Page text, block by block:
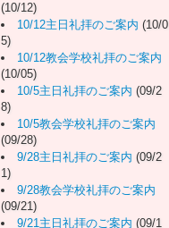
(10/12)
10/12主日礼拝のご案内 (10/0
5)
10/12教会学校礼拝のご案内
(10/05)
10/5主日礼拝のご案内 (09/2
8)
10/5教会学校礼拝のご案内
(09/28)
9/28主日礼拝のご案内 (09/2
1)
9/28教会学校礼拝のご案内
(09/21)
9/21主日礼拝のご案内 (09/1